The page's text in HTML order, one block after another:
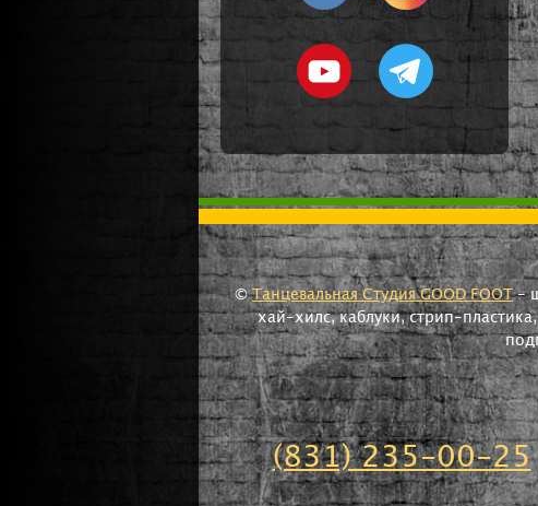
©Танцевальная Студия GOOD FOOT-
хай-хилс, каблуки, стрип-
(831) 235-00-25